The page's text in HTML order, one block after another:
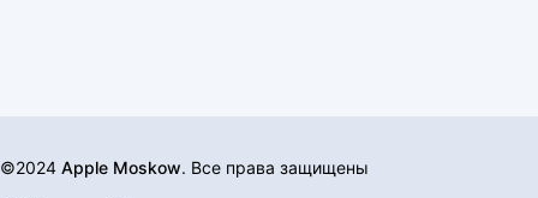
©2024 Apple Moskow. Все права защищены